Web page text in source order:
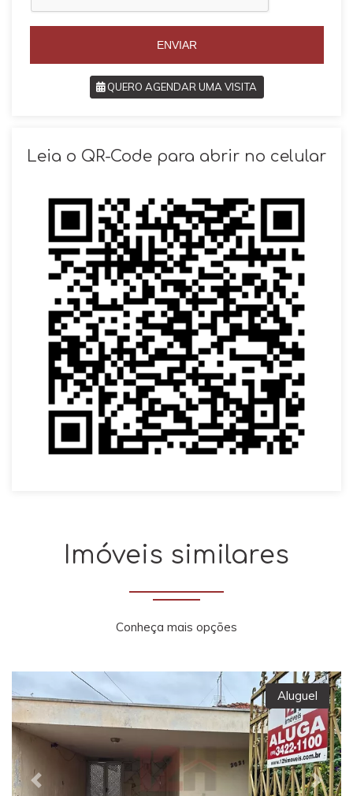
ENVIAR
QUERO AGENDAR UMA VISITA
Leia o QR-Code para abrir no celular
Imóveis similares
Conheça mais opções
Previous Next
Aluguel